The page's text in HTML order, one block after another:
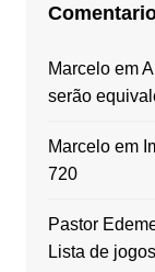
Marceloem
serão
Marceloem
720
Pastor
Lista de